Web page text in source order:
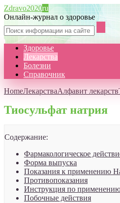
Zdravo2020ru
Онлайн-журнал о здоровье
Здоровье
Лекарства
Болезни
Справочник
HomeЛекарстваАлфавит лекарств
Тиосульфат натрия
Содержание:
Фармакологическое
Форма выпуска
Показания к применению
Противопоказания
Инструкция по
Побочные действия